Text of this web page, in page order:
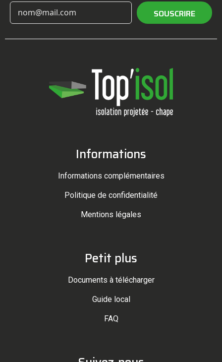
SOUSCRIRE
Informations
Informations complémentaires
Politique de confidentialité
Mentions légales
Petit plus
Documents à télécharger
Guide local
FAQ